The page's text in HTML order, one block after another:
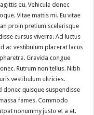
eu. Vehicula donec
Vitae mattis mi. Eu vitae
proin pretium scelerisque
cursus viverra. Ad luctus
ac vestibulum placerat lacus
Gravida congue
Rutrum non tellus. Nibh
vestibulum ultricies.
donec quisque suspendisse
fames. Commodo
nonummy justo et a et.